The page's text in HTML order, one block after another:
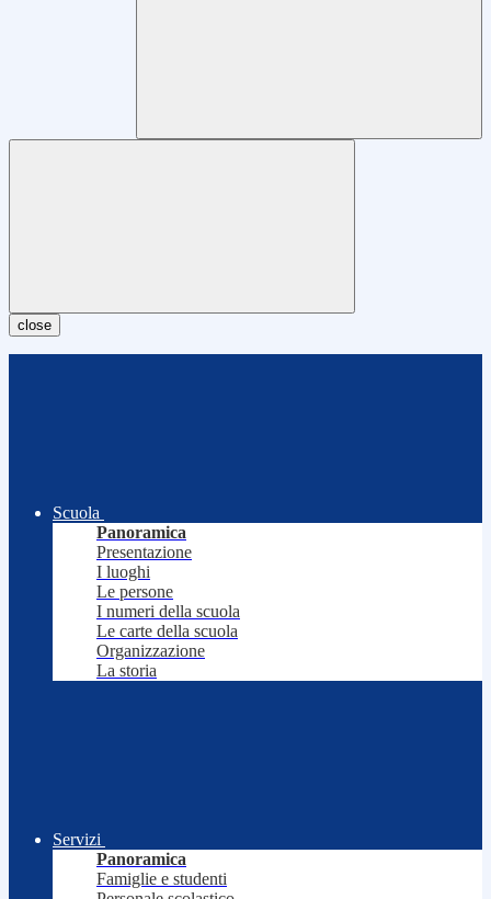
close
Scuola
Panoramica
Presentazione
I luoghi
Le persone
I numeri della scuola
Le carte della scuola
Organizzazione
La storia
Servizi
Panoramica
Famiglie e studenti